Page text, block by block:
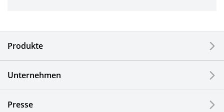
Elektronische Komponenten & Geräte
Optische Komponenten
Produkte
Unternehmen
Presse